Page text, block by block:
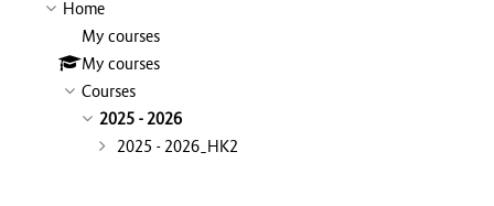
Home
My courses
My courses
Courses
2025 - 2026
2025 - 2026_HK2